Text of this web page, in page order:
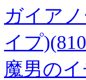
ガイア
イプ
魔男の